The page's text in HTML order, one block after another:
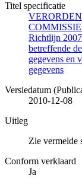
Titel specificatie
COMMISSIE
Richtlijn
betreffende
gegevens en
gegevens
Versiedatum
2010-12-08
Uitleg
Zie vermelde
Conform verklaard
Ja